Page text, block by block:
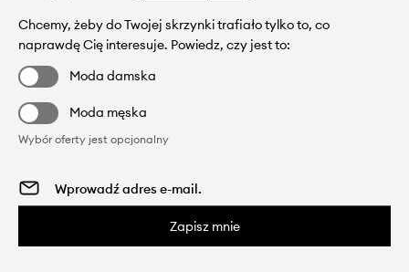
Chcemy, żeby do Twojej skrzynki trafiało tylko to, co
naprawdę Cię interesuje. Powiedz, czy jest to:
Moda damska
Moda męska
Wybór oferty jest opcjonalny
Zapisz mnie